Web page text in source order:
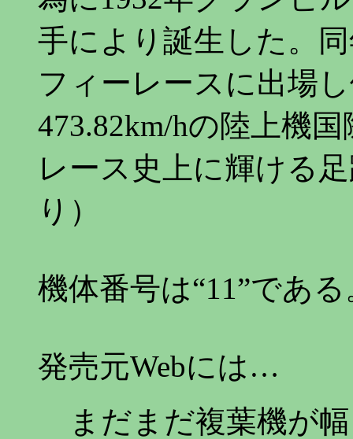
手により誕生した。
フィーレースに出場
473.82km/hの陸上機
レース史上に輝ける
り）
機体番号は“11”である
発売元Webには…
まだまだ複葉機が